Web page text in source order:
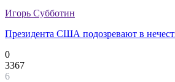
Игорь Субботин
Президента США подозревают в
0
3367
6